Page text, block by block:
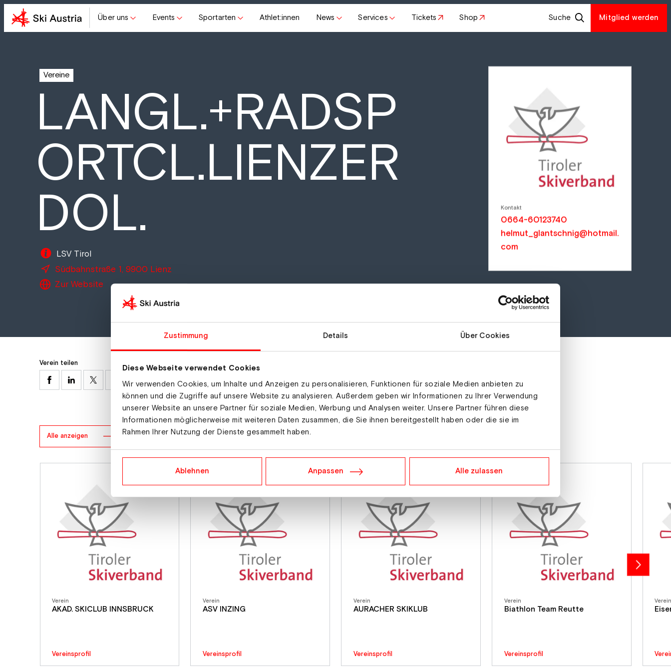
Zustimmung Details Über Cookies
Diese Webseite verwendet Cookies
Wir verwenden Cookies, um Inhalte und Anzeigen zu personalisieren, Funktionen für soziale Medien anbieten zu
können und die Zugriffe auf unsere Website zu analysieren. Außerdem geben wir Informationen zu Ihrer Verwendung
unserer Website an unsere Partner für soziale Medien, Werbung und Analysen weiter. Unsere Partner führen diese
Informationen möglicherweise mit weiteren Daten zusammen, die Sie ihnen bereitgestellt haben oder die sie im
Rahmen Ihrer Nutzung der Dienste gesammelt haben.
Ablehnen Anpassen Alle zulassen
Über uns Events Sportarten Athlet:innen News Services Tickets Shop Suche Mitglied werden
Vereine
LANGL.+RADSP
ORTCL.LIENZER
DOL.
LSV Tirol
Südbahnstraße 1, 9900 Lienz
Zur Website
Kontakt
0664-60123740
helmut_glantschnig@hotmail.
com
Verein teilen
Alle anzeigen
Verein
AKAD. SKICLUB INNSBRUCK
Vereinsprofil
Verein
ASV INZING
Vereinsprofil
Verein
AURACHER SKIKLUB
Vereinsprofil
Verein
Biathlon Team Reutte
Vereinsprofil